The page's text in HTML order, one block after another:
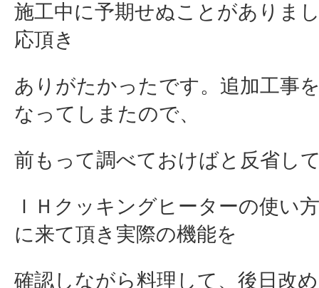
施工中に予期せぬことがありま
応頂き
ありがたかったです。追加工事
なってしまたので、
前もって調べておけばと反省し
ＩＨクッキングヒーターの使い
に来て頂き実際の機能を
確認しながら料理して、後日改